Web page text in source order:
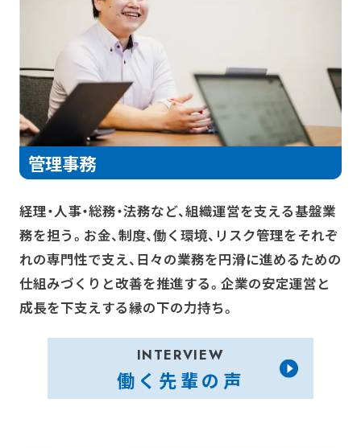
管理事務
経理・人事・総務・法務など、組織運営を支える基盤業
務を担う。お金、制度、働く環境、リスク管理をそれぞ
れの専門性で支え、日々の業務を円滑に進めるための
仕組みづくりと改善を推進する。企業の安定運営と
成長を下支えする縁の下の力持ち。
INTERVIEW
働く先輩の声